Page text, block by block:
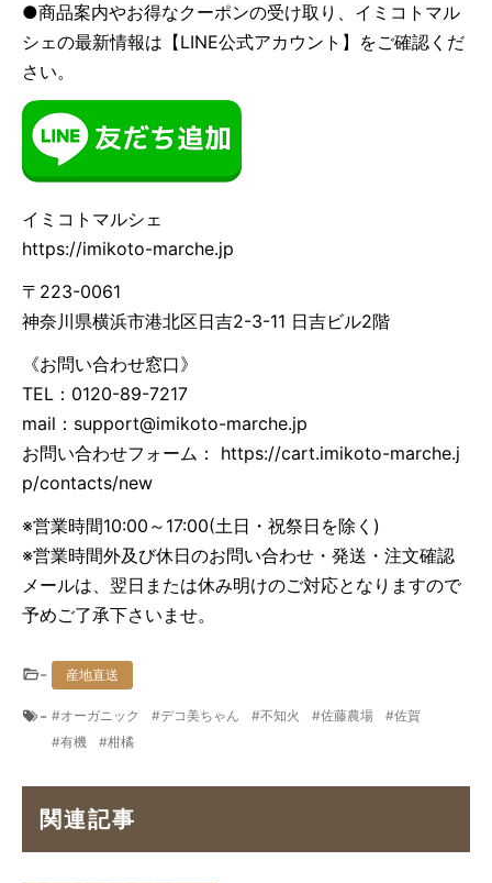
●商品案内やお得なクーポンの受け取り、イミコトマル
シェの最新情報は【LINE公式アカウント】をご確認くだ
さい。
イミコトマルシェ
https://imikoto-marche.jp
〒223-0061
神奈川県横浜市港北区日吉2-3-11 日吉ビル2階
《お問い合わせ窓口》
TEL：0120-89-7217
mail： support@imikoto-marche.jp
お問い合わせフォーム： https://cart.imikoto-marche.j
p/contacts/new
※営業時間10:00～17:00(土日・祝祭日を除く)
※営業時間外及び休日のお問い合わせ・発送・注文確認
メールは、翌日または休み明けのご対応となりますので
予めご了承下さいませ。
- 産地直送
- オーガニック デコ美ちゃん 不知火 佐藤農場
佐賀
有機
柑橘
関連記事